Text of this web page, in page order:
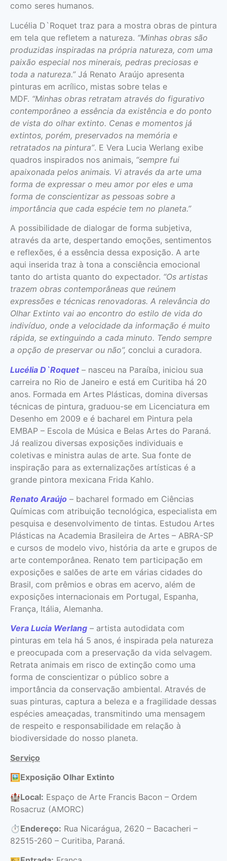
como seres humanos.
Lucélia D`Roquet traz para a mostra obras de pintura
em tela que refletem a natureza. “Minhas obras são
produzidas inspiradas na própria natureza, com uma
paixão especial nos minerais, pedras preciosas e
toda a natureza.”Já Renato Araújo apresenta
pinturas em acrílico, mistas sobre telas e
MDF. “Minhas obras retratam através do figurativo
contemporâneo a essência da existência e do ponto
de vista do olhar extinto. Cenas e momentos já
extintos, porém, preservados na memória e
retratados na pintura”. E Vera Lucia Werlang exibe
quadros inspirados nos animais, “sempre fui
apaixonada pelos animais. Vi através da arte uma
forma de expressar o meu amor por eles e uma
forma de conscientizar as pessoas sobre a
importância que cada espécie tem no planeta.”
A possibilidade de dialogar de forma subjetiva,
através da arte, despertando emoções, sentimentos
e reflexões, é a essência dessa exposição. A arte
aqui inserida traz à tona a consciência emocional
tanto do artista quanto do expectador. “Os artistas
trazem obras contemporâneas que reúnem
expressões e técnicas renovadoras. A relevância do
Olhar Extinto vai ao encontro do estilo de vida do
indivíduo, onde a velocidade da informação é muito
rápida, se extinguindo a cada minuto. Tendo sempre
a opção de preservar ou não”, conclui a curadora.
Lucélia D`Roquet– nasceu na Paraíba, iniciou sua
carreira no Rio de Janeiro e está em Curitiba há 20
anos. Formada em Artes Plásticas, domina diversas
técnicas de pintura, graduou-se em Licenciatura em
Desenho em 2009 e é bacharel em Pintura pela
EMBAP – Escola de Música e Belas Artes do Paraná.
Já realizou diversas exposições individuais e
coletivas e ministra aulas de arte. Sua fonte de
inspiração para as externalizações artísticas é a
grande pintora mexicana Frida Kahlo.
Renato Araújo – bacharel formado em Ciências
Químicas com atribuição tecnológica, especialista em
pesquisa e desenvolvimento de tintas. Estudou Artes
Plásticas na Academia Brasileira de Artes – ABRA-SP
e cursos de modelo vivo, história da arte e grupos de
arte contemporânea. Renato tem participação em
exposições e salões de arte em várias cidades do
Brasil, com prêmios e obras em acervo, além de
exposições internacionais em Portugal, Espanha,
França, Itália, Alemanha.
Vera Lucia Werlang – artista autodidata com
pinturas em tela há 5 anos, é inspirada pela natureza
e preocupada com a preservação da vida selvagem.
Retrata animais em risco de extinção como uma
forma de conscientizar o público sobre a
importância da conservação ambiental. Através de
suas pinturas, captura a beleza e a fragilidade dessas
espécies ameaçadas, transmitindo uma mensagem
de respeito e responsabilidade em relação à
biodiversidade do nosso planeta.
Serviço
🖼 Exposição Olhar Extinto
🏰Local: Espaço de Arte Francis Bacon – Ordem
Rosacruz (AMORC)
⏱Endereço: Rua Nicarágua, 2620 – Bacacheri –
82515-260 – Curitiba, Paraná.